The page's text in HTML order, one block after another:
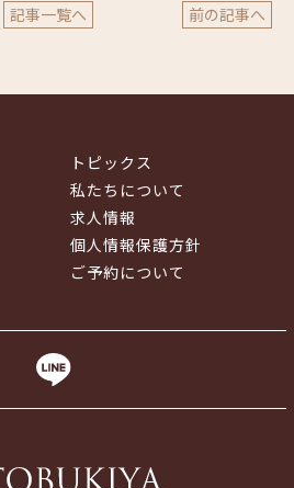
記事一覧へ 前の記事へ
トピックス
私たちについて
求人情報
個人情報保護方針
ご予約について